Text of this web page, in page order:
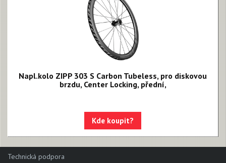
Napl.kolo ZIPP 303 S Carbon Tubeless, pro diskovou
brzdu, Center Locking, přední,
Kde koupit?
Technická podpora